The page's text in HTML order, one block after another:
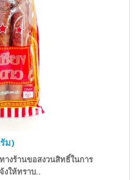
ม)
างร้านขอสงวนสิทธิ์ในการ
งให้ทราบ..